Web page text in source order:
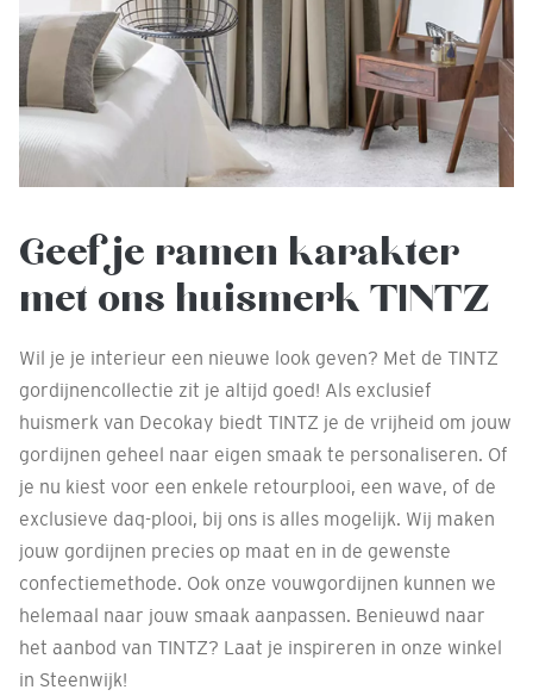
Geef je ramen karakter
met ons huismerk TINTZ
Wil je je interieur een nieuwe look geven? Met de TINTZ
gordijnencollectie zit je altijd goed! Als exclusief
huismerk van Decokay biedt TINTZ je de vrijheid om jouw
gordijnen geheel naar eigen smaak te personaliseren. Of
je nu kiest voor een enkele retourplooi, een wave, of de
exclusieve daq-plooi, bij ons is alles mogelijk. Wij maken
jouw gordijnen precies op maat en in de gewenste
confectiemethode. Ook onze vouwgordijnen kunnen we
helemaal naar jouw smaak aanpassen. Benieuwd naar
het aanbod van TINTZ? Laat je inspireren in onze winkel
in Steenwijk!